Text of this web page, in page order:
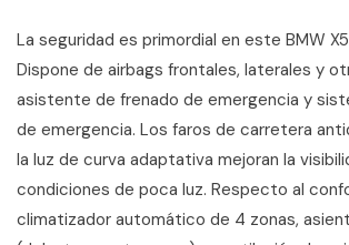
La seguridad es primordial en este BMW
Dispone de airbags frontales, laterales y
asistente de frenado de emergencia y
de emergencia. Los faros de carretera
la luz de curva adaptativa mejoran la
condiciones de poca luz. Respecto al
climatizador automático de 4 zonas,